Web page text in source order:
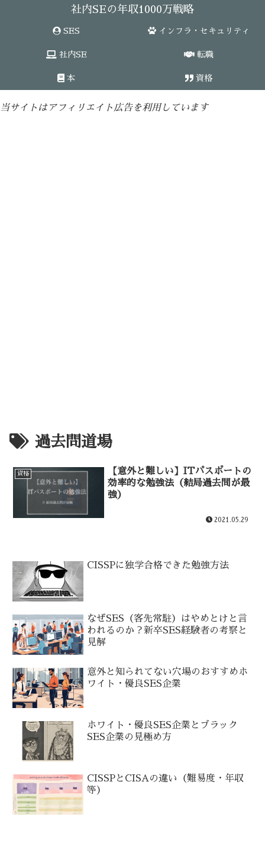
社内SEの年収1000万戦略
SES インフラ・セキュリティ
社内SE 転職
本 資格
当サイトはアフィリエイト広告を利用しています
過去問道場
資格
【意外と難しい】ITパスポートの
効率的な勉強法（結局過去問が最
強）
2021.05.29
CISSPに独学合格できた勉強方法
なぜSES（客先常駐）はやめとけと言
われるのか？新卒SES経験者の考察と
見解
意外と知られてない穴場のおすすめホ
ワイト・優良SES企業
ホワイト・優良SES企業とブラック
SES企業の見極め方
CISSPとCISAの違い（難易度・年収
等）